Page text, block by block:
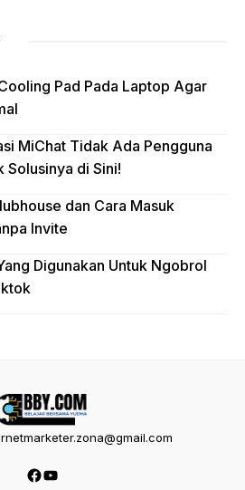
Pad Pada Laptop Agar
MiChat Tidak Ada Pengguna
Solusinya di Sini!
dan Cara Masuk
Invite
Digunakan Untuk Ngobrol
Facebook
YouTube